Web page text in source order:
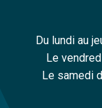
Du lundi au
Le
Le samedi